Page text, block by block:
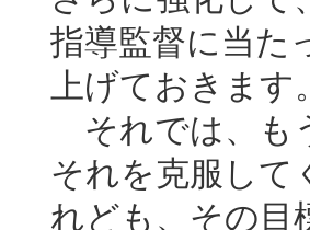
指導監督に当た
上げておきます。
それでは、も
それを克服して
れども、その目